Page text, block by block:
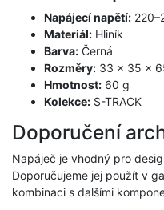
Napájecí napětí:
Materiál: Hliník
Barva: Černá
Rozměry: 33 × 35 ×
Hmotnost: 60 g
Kolekce: S-TRACK
Doporučení
Napáječ je vhodný pro
Doporučujeme jej použít v
kombinaci s dalšími